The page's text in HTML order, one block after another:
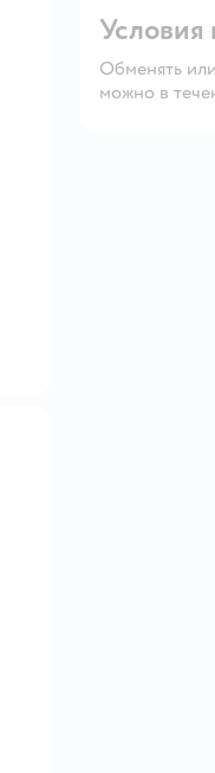
Условия
Обменять
можно в